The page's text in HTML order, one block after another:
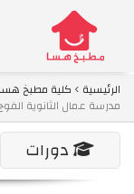
Skip
content
الرئيسية كلية مطبخ هسا
مدرسة عمال الثانوية الفوج
دورات